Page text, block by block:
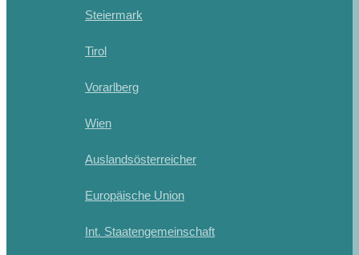
Steiermark
Tirol
Vorarlberg
Wien
Auslandsösterreicher
Europäische Union
Int. Staatengemeinschaft